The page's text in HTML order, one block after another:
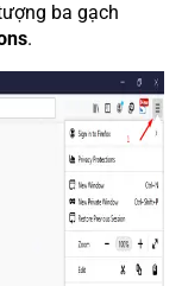
ba gạch
.